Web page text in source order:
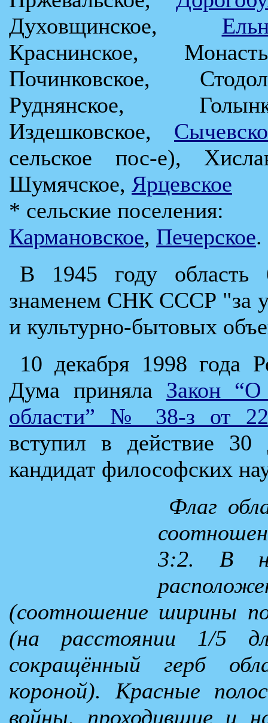
Духовщинское,
Краснинское,
Починковское,
Руднянское,
Издешковское,
сельское пос-е),
Шумячское, Ярцевское
* сельские поселения:
Кармановское, Печерское.
В 1945 году область
знаменем СНК СССР "за
и культурно-бытовых
10 декабря 1998 года
Дума приняла Закон “О
области” № 38-з от 22
вступил в действие 30
кандидат философских
Флаг
3:2. В
(соотношение ширины
(на расстоянии 1/5
сокращённый герб
короной). Красные
войны, проходившие и